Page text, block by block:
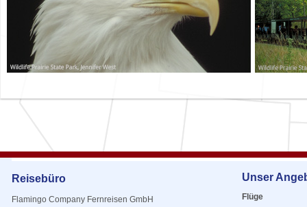
Reisebüro
Flamingo Company Fernreisen GmbH
Unser
Flüge